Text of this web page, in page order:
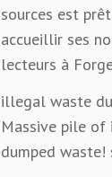
sources est
accueillir ses
lecteurs à
illegal waste
Massive pile
dumped waste!